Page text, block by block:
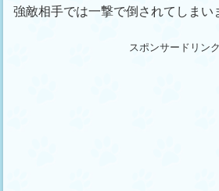
強敵相手では一撃で倒されてしまい
スポンサードリンク